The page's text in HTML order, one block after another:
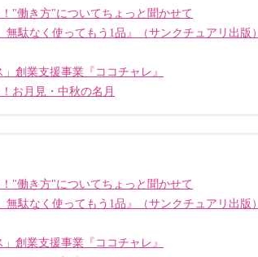
"働き方"についてちょっと聞かせて
駄なく使ってもう1品』（サンクチュアリ出版）
創業支援事業『ココチャレ』
お月見・中秋の名月
"働き方"についてちょっと聞かせて
駄なく使ってもう1品』（サンクチュアリ出版）
創業支援事業『ココチャレ』